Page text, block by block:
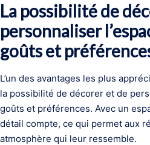
La possibilité de
personnaliser
goûts et
L’un des avantages les plus
la possibilité de décorer et de
goûts et préférences. Avec un
détail compte, ce qui permet aux
atmosphère qui leur ressemble.